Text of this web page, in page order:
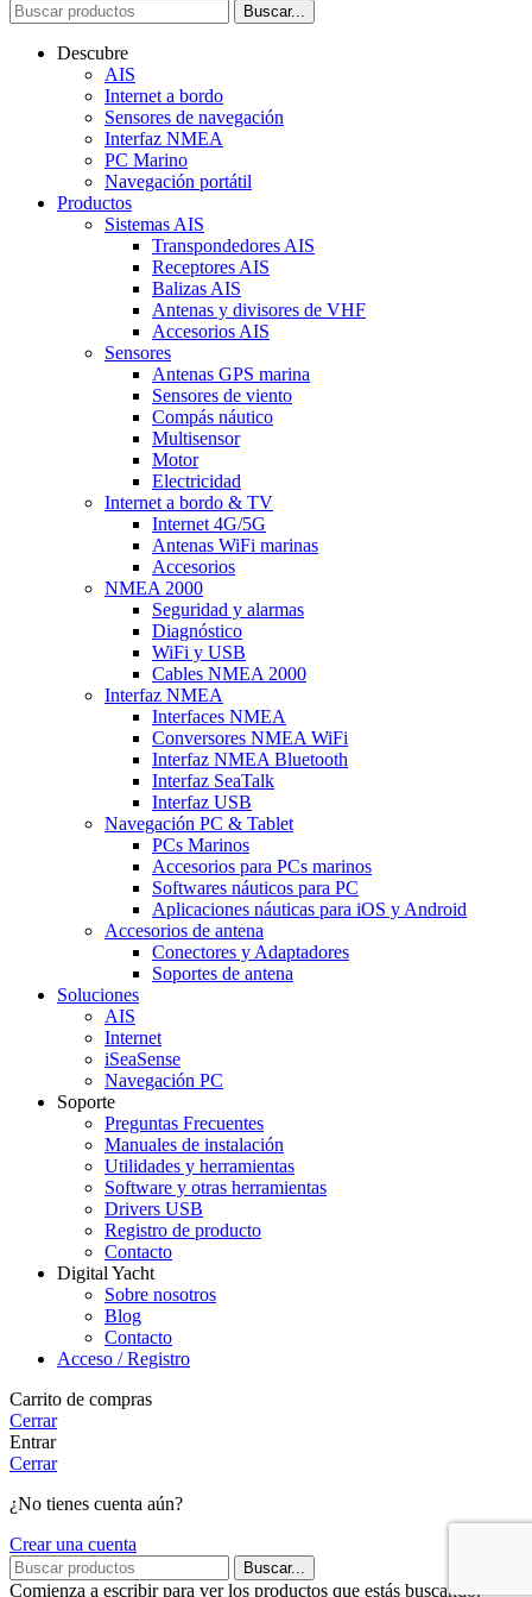
Buscar...
Descubre
AIS
Internet a bordo
Sensores de navegación
Interfaz NMEA
PC Marino
Navegación portátil
Productos
Sistemas AIS
Transpondedores AIS
Receptores AIS
Balizas AIS
Antenas y divisores de VHF
Accesorios AIS
Sensores
Antenas GPS marina
Sensores de viento
Compás náutico
Multisensor
Motor
Electricidad
Internet a bordo & TV
Internet 4G/5G
Antenas WiFi marinas
Accesorios
NMEA 2000
Seguridad y alarmas
Diagnóstico
WiFi y USB
Cables NMEA 2000
Interfaz NMEA
Interfaces NMEA
Conversores NMEA WiFi
Interfaz NMEA Bluetooth
Interfaz SeaTalk
Interfaz USB
Navegación PC & Tablet
PCs Marinos
Accesorios para PCs marinos
Softwares náuticos para PC
Aplicaciones náuticas para iOS y Android
Accesorios de antena
Conectores y Adaptadores
Soportes de antena
Soluciones
AIS
Internet
iSeaSense
Navegación PC
Soporte
Preguntas Frecuentes
Manuales de instalación
Utilidades y herramientas
Software y otras herramientas
Drivers USB
Registro de producto
Contacto
Digital Yacht
Sobre nosotros
Blog
Contacto
Acceso / Registro
Carrito de compras
Cerrar
Entrar
Cerrar
¿No tienes cuenta aún?
Crear una cuenta
Buscar...
Comienza a escribir para ver los productos que estás buscando.